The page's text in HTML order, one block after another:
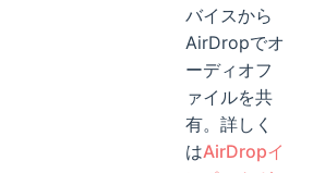
バイスから
AirDropでオ
ーディオフ
ァイルを共
有。詳しく
はAirDropイ